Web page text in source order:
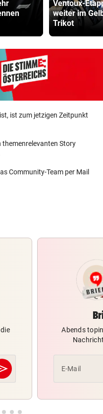
Ventoux-
weiter im
Trikot
ist zum jetzigen Zeitpunkt
themenrelevanten Story
Community-Team per Mail
Abschicken
Abends
E-Mail